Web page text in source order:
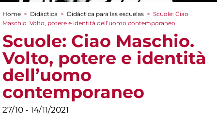
You are here
Home > Didáctica > Didáctica para las escuelas > Scuole: Ciao
Maschio. Volto, potere e identità dell’uomo contemporaneo
Scuole: Ciao Maschio.
Volto, potere e identità
dell’uomo
contemporaneo
27/10 - 14/11/2021